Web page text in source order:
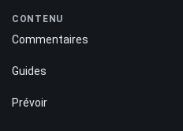
CONTENU
Commentaires
Guides
Prévoir